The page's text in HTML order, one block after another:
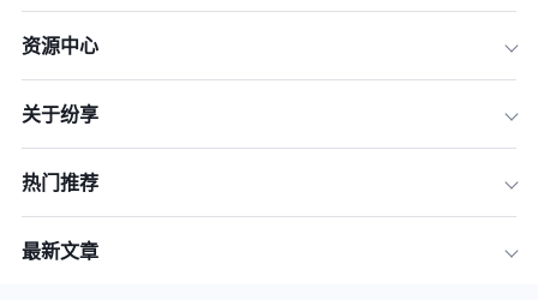
资源中心
关于纷享
热门推荐
最新文章